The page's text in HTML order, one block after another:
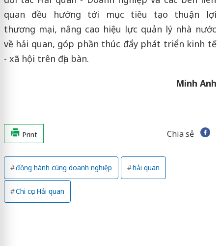
quan đều hướng tới mục tiêu tạo thuận lợi
thương mại, nâng cao hiệu lực quản lý nhà nước
về hải quan, góp phần thúc đẩy phát triển kinh tế
- xã hội trên địa bàn.
Minh Anh
Print Chia sẻ
đồng hành cùng doanh nghiệp hải quan
Chi cục Hải quan